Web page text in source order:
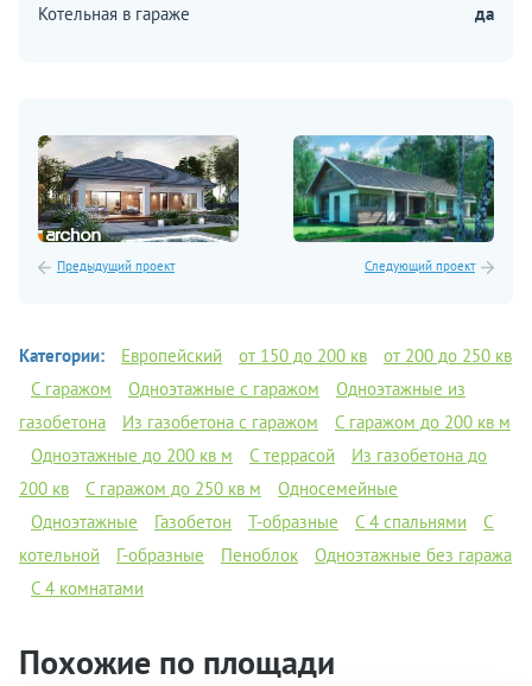
Котельная в гараже
да
Предыдущий проект Следующий проект
Категории: Европейский от 150 до 200 кв
от 200 до 250 кв
С гаражом
Одноэтажные с гаражом
Одноэтажные из
газобетона
Из газобетона с гаражом
С гаражом до 200 кв м
Одноэтажные до 200 кв м
С террасой
Из газобетона до
200 кв
С гаражом до 250 кв м
Односемейные
Одноэтажные
Газобетон Т-образные С 4 спальнями
С
котельной
Г-образные Пеноблок
Одноэтажные без гаража
С 4 комнатами
Похожие по площади